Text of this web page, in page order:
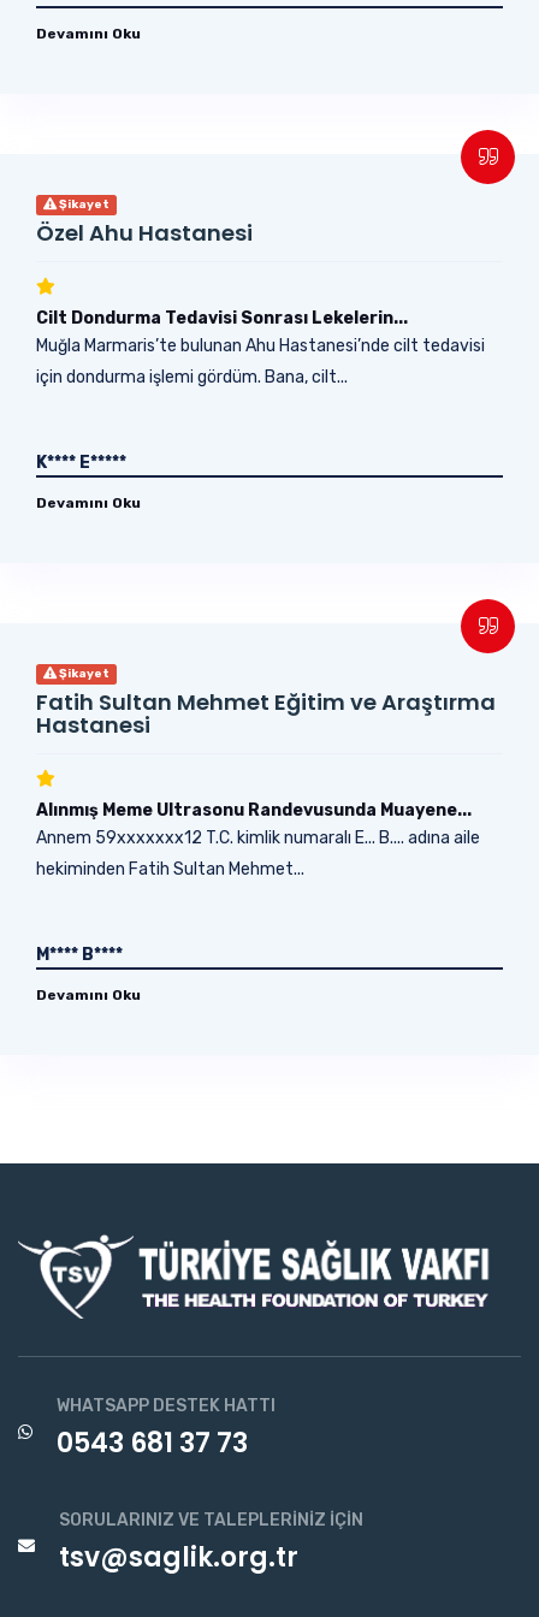
Devamını Oku
Şikayet
Özel Ahu Hastanesi
Cilt Dondurma Tedavisi Sonrası Lekelerin...
Muğla Marmaris’te bulunan Ahu Hastanesi’nde cilt tedavisi
için dondurma işlemi gördüm. Bana, cilt...
K**** E*****
Devamını Oku
Şikayet
Fatih Sultan Mehmet Eğitim ve Araştırma
Hastanesi
Alınmış Meme Ultrasonu Randevusunda Muayene...
Annem 59xxxxxxx12 T.C. kimlik numaralı E... B.... adına aile
hekiminden Fatih Sultan Mehmet...
M**** B****
Devamını Oku
WHATSAPP DESTEK HATTI
0543 681 37 73
SORULARINIZ VE TALEPLERINIZ İÇIN
tsv@saglik.org.tr